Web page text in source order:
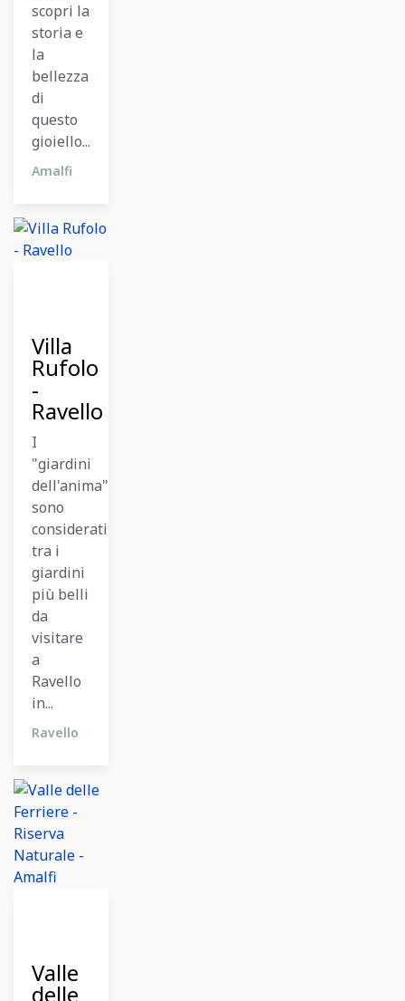
scopri la
storia e
la
bellezza
di
questo
gioiello...
Amalfi
2023
Villa
Rufolo
-
Ravello
I
"giardini
dell'anima"
sono
considerati
tra i
giardini
più belli
da
visitare
a
Ravello
in...
Ravello
2023
Valle
delle